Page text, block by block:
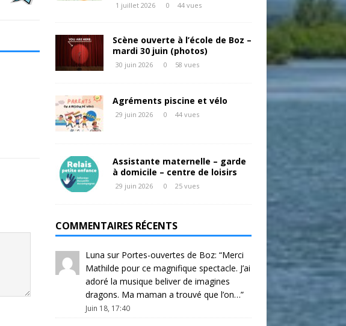
1 juillet 2026 0 44 vues
Scène ouverte à l’école de Boz –
mardi 30 juin (photos)
30 juin 2026 0 58 vues
Agréments piscine et vélo
29 juin 2026 0 44 vues
Assistante maternelle – garde
à domicile – centre de loisirs
29 juin 2026 0 25 vues
COMMENTAIRES RÉCENTS
Luna sur Portes-ouvertes de Boz: “Merci
Mathilde pour ce magnifique spectacle. J’ai
adoré la musique beliver de imagines
dragons. Ma maman a trouvé que l’on…”
Juin 18, 17:40